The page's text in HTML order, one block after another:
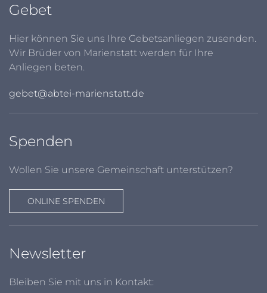
Gebet
Hier können Sie uns Ihre Gebetsanliegen zusenden.
Wir Brüder von Marienstatt werden für Ihre
Anliegen beten.
gebet@abtei-marienstatt.de
Spenden
Wollen Sie unsere Gemeinschaft unterstützen?
ONLINE SPENDEN
Newsletter
Bleiben Sie mit uns in Kontakt: